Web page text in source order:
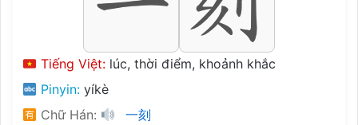
Tiếng Việt: lúc, thời điểm, khoảnh khắc
Pinyin: yíkè
Chữ Hán:
一刻